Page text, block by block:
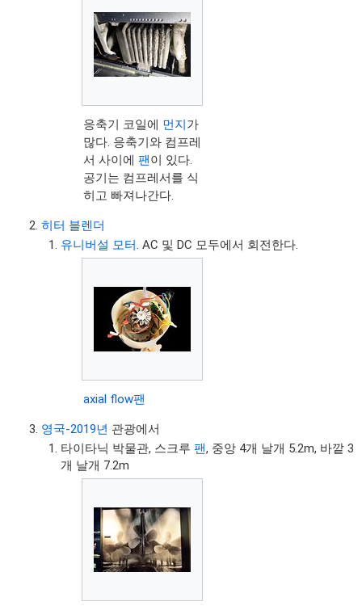
응축기 코일에 먼지가
많다. 응축기와 컴프레
서 사이에팬이 있다.
공기는 컴프레서를 식
히고 빠져나간다.
히터 블렌더
유니버설 모터 . AC 및 DC 모두에서 회전한다.
axial flow팬
영국-2019년 관광에서
타이타닉 박물관, 스크루팬, 중앙 4개 날개 5.2m, 바깥 3
개 날개 7.2m